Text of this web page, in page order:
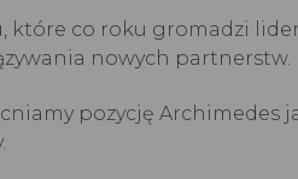
które co roku gromadzi
nowych partnerstw.
pozycję Archimedes